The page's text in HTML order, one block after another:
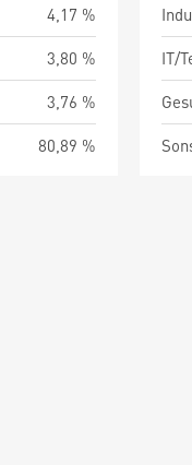
4,17 %
3,80 %
3,76 %
80,89 %
IT/